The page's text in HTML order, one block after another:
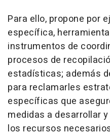
Para ello, propone por
específica,
instrumentos de
procesos de
estadísticas; además
para reclamarles
específicas que
medidas a desarrollar
los recursos